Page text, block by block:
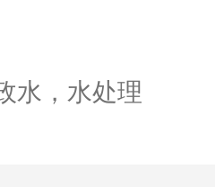
水，水处理